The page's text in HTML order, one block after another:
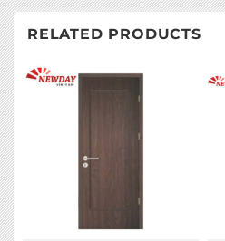
RELATED PRODUCTS